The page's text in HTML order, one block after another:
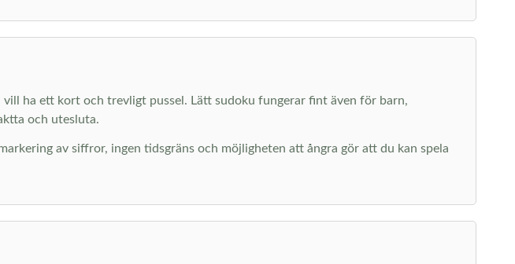
ha ett kort och trevligt pussel. Lätt sudoku fungerar fint även för barn,
och utesluta.
av siffror, ingen tidsgräns och möjligheten att ångra gör att du kan spela